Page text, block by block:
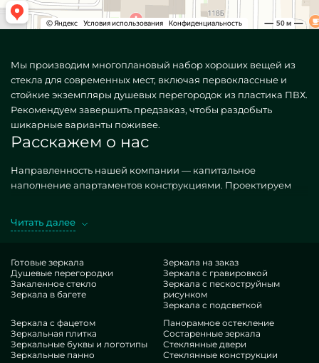
Мы производим многоплановый набор хороших вещей из
стекла для современных мест, включая первоклассные и
стойкие экземпляры душевых перегородок из пластика ПВХ.
Рекомендуем завершить предзаказ, чтобы раздобыть
шикарные варианты поживее.
Расскажем о нас
Направленность нашей компании — капитальное
наполнение апартаментов конструкциями. Проектируем
Пластиковые ПВХ перегородки для душа. Заполучая
смекаете, что это совершенный товар, с рациональной
ставкой, не сдающий схожим аналогам. Если вы стремитесь
обустроить свои дома, подбавить им роскошества,
неповторимости, наверняка расцените наши варианты, от
душевых перегородок из пластика ПВХ и до
многочисленных фурнитур.
Компетенции нашей команды
Читать далее
Готовые зеркала
Душевые перегородки
Закаленное стекло
Зеркала в багете
Зеркала на заказ
Зеркала с гравировкой
Зеркала с пескоструйным
рисунком
Зеркала с подсветкой
Зеркала с фацетом
Зеркальная плитка
Зеркальные буквы и логотипы
Зеркальные панно
Панорамное остекление
Состаренные зеркала
Стеклянные двери
Стеклянные конструкции